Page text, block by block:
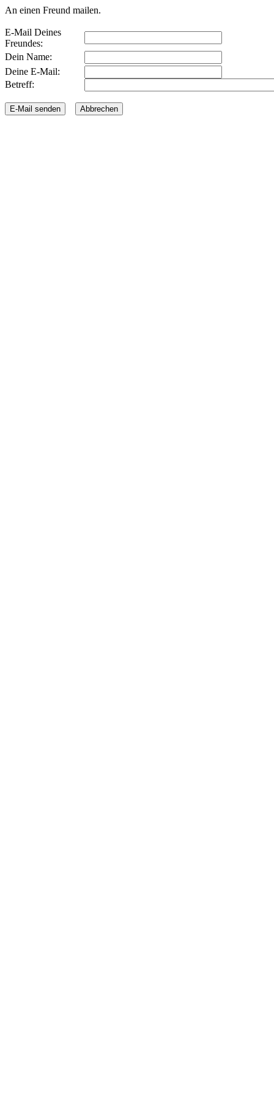
An einen Freund mailen.
E-Mail Deines
Freundes:
Dein Name:
Deine E-Mail:
Betreff: